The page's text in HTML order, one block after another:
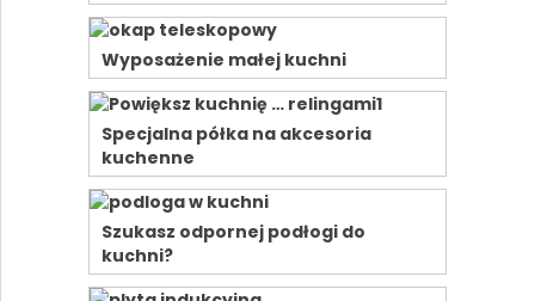
Wyposażenie małej kuchni
Specjalna półka na akcesoria
kuchenne
Szukasz odpornej podłogi do
kuchni?